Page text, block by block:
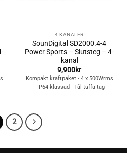
4 KANALER
SounDigital SD2000.4-4
Power Sports – Slutsteg – 4-
kanal
9,900kr
Kompakt kraftpaket - 4 x 500Wrms
- IP64 klassad - Tål tuffa tag
2